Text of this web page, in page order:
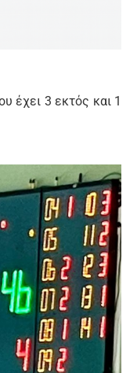
έχει 3 εκτός και 1